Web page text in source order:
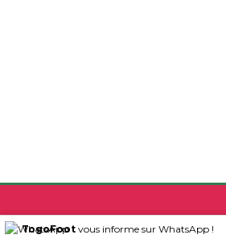
TogoFoot vous informe sur WhatsApp !